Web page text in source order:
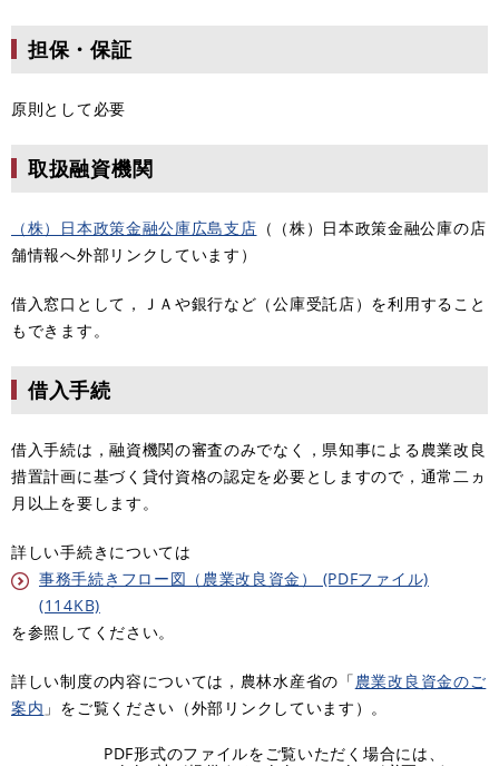
担保・保証
原則として必要
取扱融資機関
（株）日本政策金融公庫広島支店 （（株）日本政策金融公庫の店
舗情報へ外部リンクしています）
借入窓口として，ＪＡや銀行など（公庫受託店）を利用すること
もできます。
借入手続
借入手続は，融資機関の審査のみでなく，県知事による農業改良
措置計画に基づく貸付資格の認定を必要としますので，通常二ヵ
月以上を要します。
詳しい手続きについては
事務手続きフロー図（農業改良資金） (PDFファイル)
(114KB)
を参照してください。
詳しい制度の内容については，農林水産省の「農業改良資金のご
案内 」をご覧ください（外部リンクしています）。
PDF形式のファイルをご覧いただく場合には、